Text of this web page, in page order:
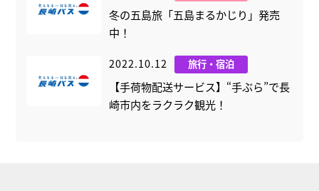
冬の五島旅「五島まるかじり」発売
中！
2022.10.12 旅行・宿泊
【手荷物配送サービス】“手ぶら”で長
崎市内をラクラク観光！